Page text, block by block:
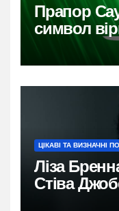
Прапор
символ
ЦІКАВІ ТА ВИЗНАЧНІ
Ліза
Стіва
власний